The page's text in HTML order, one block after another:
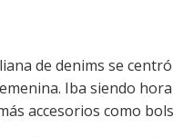
de denims se
Iba siendo
accesorios como